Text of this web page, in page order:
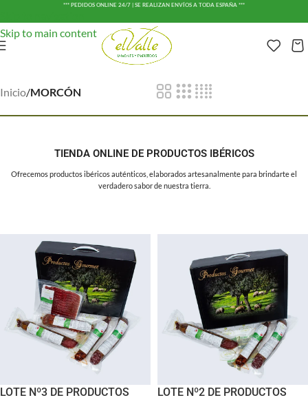
Skip to main content
*** PEDIDOS ONLINE 24/7 | SE REALIZAN ENVÍOS A TODA ESPAÑA ***
Inicio/MORCÓN
TIENDA ONLINE DE PRODUCTOS IBÉRICOS
Ofrecemos productos ibéricos auténticos, elaborados artesanalmente para brindarte el
verdadero sabor de nuestra tierra.
LOTE Nº3 DE PRODUCTOS
LOTE Nº2 DE PRODUCTOS